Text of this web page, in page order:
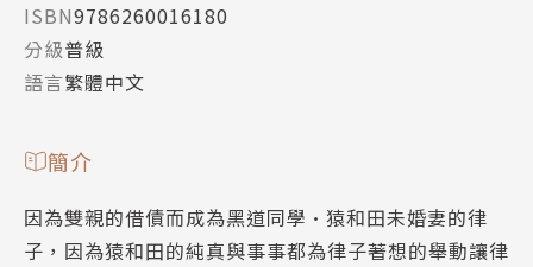
ISBN9786260016180
分級普級
語言繁體中文
簡介
因為雙親的借債而成為黑道同學•猿和田未婚妻的律
子，因為猿和田的純真與事事都為律子著想的舉動讓律